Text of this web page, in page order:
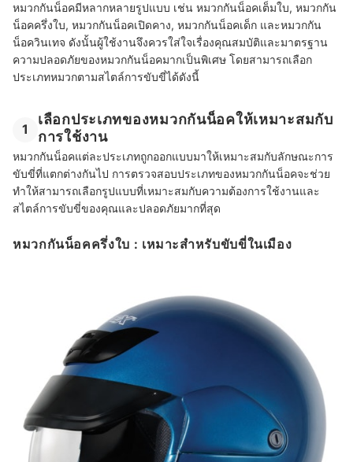
หมวกกันน็อคมีหลากหลายรูปแบบ เช่น หมวกกันน็อคเต็มใบ, หมวกกัน
น็อคครึ่งใบ, หมวกกันน็อคเปิดคาง, หมวกกันน็อคเด็ก และหมวกกัน
น็อควินเทจ ดังนั้นผู้ใช้งานจึงควรใส่ใจเรื่องคุณสมบัติและมาตรฐาน
ความปลอดภัยของหมวกกันน็อคมากเป็นพิเศษ โดยสามารถเลือก
ประเภทหมวกตามสไตล์การขับขี่ได้ดังนี้
1
เลือกประเภทของหมวกกันน็อคให้เหมาะสมกับ
การใช้งาน
หมวกกันน็อคแต่ละประเภทถูกออกแบบมาให้เหมาะสมกับลักษณะการ
ขับขี่ที่แตกต่างกันไป การตรวจสอบประเภทของหมวกกันน็อคจะช่วย
ทำให้สามารถเลือกรูปแบบที่เหมาะสมกับความต้องการใช้งานและ
สไตล์การขับขี่ของคุณและปลอดภัยมากที่สุด
หมวกกันน็อคครึ่งใบ : เหมาะสำหรับขับขี่ในเมือง